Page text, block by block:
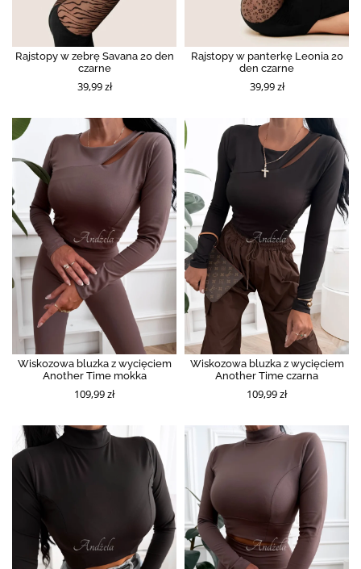
Rajstopy w zebrę Savana 20 den
czarne
39,99 zł
Rajstopy w panterkę Leonia 20
den czarne
39,99 zł
Wiskozowa bluzka z wycięciem
Another Time mokka
109,99 zł
Wiskozowa bluzka z wycięciem
Another Time czarna
109,99 zł